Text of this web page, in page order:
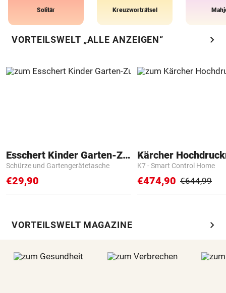
Solitär Kreuzworträtsel
VORTEILSWELT „ALLE ANZEIGEN“ chevron_right
Esschert Kinder Garten-Zubehör
Schürze und Gartengerätetasche
€29,90
Kärcher
K7 - Smart Control Home
€474,90 €644,99
VORTEILSWELT MAGAZINE chevron_right